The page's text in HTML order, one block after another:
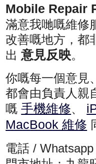
Mobile Repair
滿意我哋嘅維修
改善嘅地方，都
出意見反映。
你嘅每一個意見
都會由負責人親
嘅手機維修、
MacBook 維修
電話 / Whatsapp